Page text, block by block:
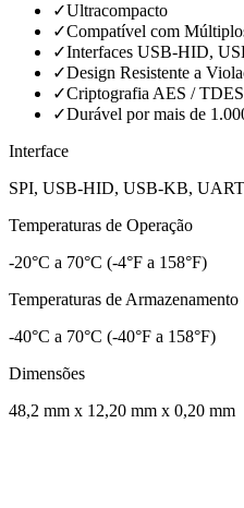
✓Ultracompacto
✓Compatível com
✓Interfaces USB-HID,
✓Design Resistente a
✓Criptografia AES / TDES
✓Durável por mais de
Interface
SPI, USB-HID, USB-KB, UART
Temperaturas de Operação
-20°C a 70°C (-4°F a 158°F)
Temperaturas de Armazenamento
-40°C a 70°C (-40°F a 158°F)
Dimensões
48,2 mm x 12,20 mm x 0,20 mm